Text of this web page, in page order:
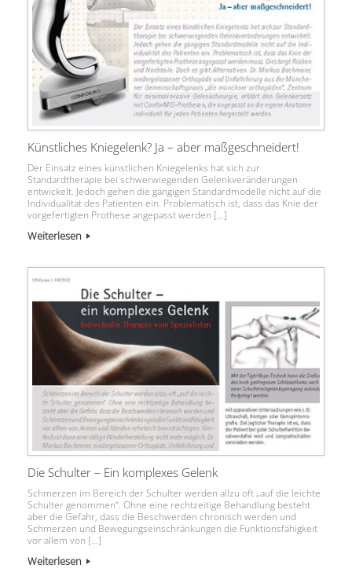
Künstliches Kniegelenk? Ja – aber maßgeschneidert!
Der Einsatz eines künstlichen Kniegelenks hat sich zur
Standardtherapie bei schwerwiegenden Gelenkveränderungen
entwickelt. Jedoch gehen die gängigen Standardmodelle nicht auf die
Individualität des Patienten ein. Problematisch ist, dass das Knie der
vorgefertigten Prothese angepasst werden […]
Weiterlesen
Die Schulter – Ein komplexes Gelenk
Schmerzen im Bereich der Schulter werden allzu oft „auf die leichte
Schulter genommen“. Ohne eine rechtzeitige Behandlung besteht
aber die Gefahr, dass die Beschwerden chronisch werden und
Schmerzen und Bewegungseinschränkungen die Funktionsfähigkeit
vor allem von […]
Weiterlesen